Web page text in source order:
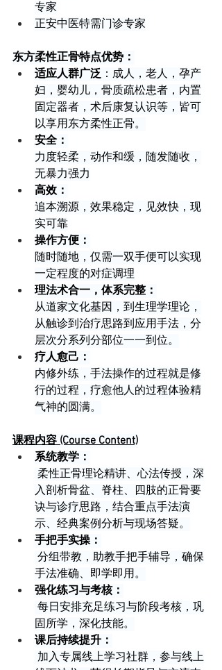
专家
正安中医特需门诊专家
东方柔性正骨特点优势：
适应人群广泛 ：成人，老人，孕产
妇，婴幼儿，骨质疏松患者，内置
固定器者，术后康复认识等，皆可
以享用东方柔性正骨。
安全：
力度轻柔，动作和缓，随发随收，
无暴力强力
高效：
追本溯源，效果稳定，见效快，现
实可靠
操作方便：
随时随地，仅需一双手便可以实现
一定程度的对症调理
理法术合一，体系完整：
从道家文化基因，到生理学理论，
从触诊到治疗思路到应用手法，分
层次分系列分部位一一到位。
疗人愈己：
内修外练，手法操作的过程就是修
行的过程，疗愈他人的过程体验精
气神的圆满。
课程内容 (Course Content)
系统教学：
柔性正骨理论精讲、心法传授，深
入剖析骨盆、脊柱、四肢的正骨要
诀与诊疗思路，结合重点手法演
示、经典案例分析与现场答疑。
手把手实操：
分组带教，助教手把手辅导，确保
手法准确、即学即用。
强化练习与考核：
每日安排充足练习与阶段考核，巩
固所学，深化技能。
课后持续提升：
加入专属线上学习社群，参与线上